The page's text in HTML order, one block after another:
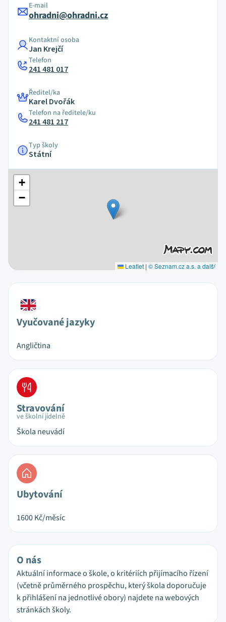
E-mail
ohradni@ohradni.cz
Kontaktní osoba
Jan Krejčí
Telefon
241 481 017
Ředitel/ka
Karel Dvořák
Telefon na ředitele/ku
241 481 217
Typ školy
Státní
+
−
Leaflet | © Seznam.cz a.s. a další
Vyučované jazyky
Angličtina
Stravování
ve školní jídelně
Škola neuvádí
Ubytování
1600Kč/měsíc
O nás
Aktuální informace o škole, o kritériích přijímacího řízení
(včetně průměrného prospěchu, který škola doporučuje
k přihlášení na jednotlivé obory) najdete na webových
stránkách školy.